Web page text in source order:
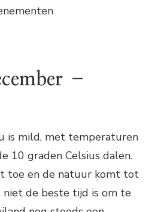
–
is mild, met temperaturen
10 graden Celsius dalen.
toe en de natuur komt tot
niet de beste tijd is om te